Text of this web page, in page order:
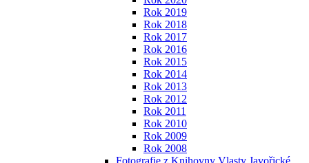
Rok 2019
Rok 2018
Rok 2017
Rok 2016
Rok 2015
Rok 2014
Rok 2013
Rok 2012
Rok 2011
Rok 2010
Rok 2009
Rok 2008
Fotografie z Knihovny Vlasty Javořické